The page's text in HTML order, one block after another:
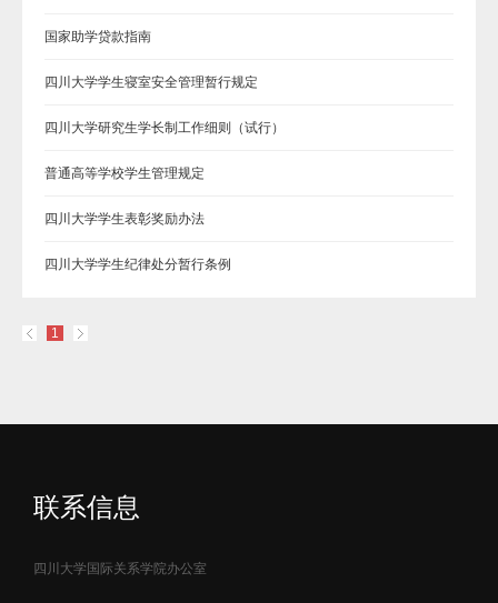
国家助学贷款指南
四川大学学生寝室安全管理暂行规定
四川大学研究生学长制工作细则（试行）
普通高等学校学生管理规定
四川大学学生表彰奖励办法
四川大学学生纪律处分暂行条例
1
联系信息
四川大学国际关系学院办公室